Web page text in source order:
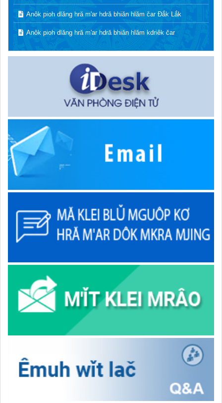
Anôk pioh dlăng hră m'ar hdră bhiăn hlăm čar Đắk Lắk
Anôk pioh dlăng hră m'ar hdră bhiăn hlăm kdriêk čar